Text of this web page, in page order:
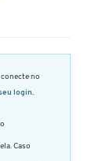
no
login.
Caso